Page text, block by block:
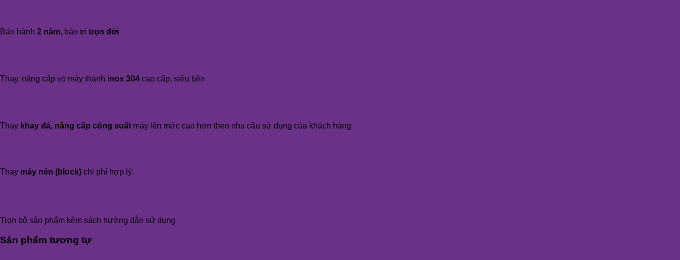
Bảo hành 2 năm, bảo trì trọn đời
Thay, nâng cấp vỏ máy thành inox 304 cao cấp, siêu bền
Thay khay đá, nâng cấp công suất máy lên mức cao hơn theo nhu cầu sử dụng của khách hàng
Thay máy nén (block) chi phí hợp lý.
Trọn bộ sản phẩm kèm sách hướng dẫn sử dụng
Sản phẩm tương tự